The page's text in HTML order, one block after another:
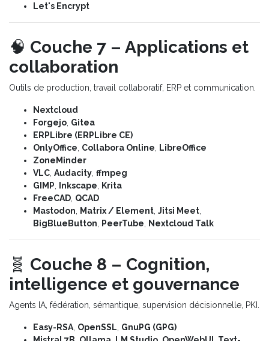
Let's Encrypt
🧠 Couche 7 – Applications et
collaboration
Outils de production, travail collaboratif, ERP et communication.
Nextcloud
Forgejo Gitea
ERPLibre (ERPLibre CE)
OnlyOffice Collabora Online
LibreOffice
ZoneMinder
VLC Audacity ffmpeg
GIMP
Inkscape
Krita
FreeCAD QCAD
Mastodon
Matrix / Element Jitsi Meet
BigBlueButton
PeerTube Nextcloud Talk
🧬 Couche 8 – Cognition,
intelligence et gouvernance
Agents IA, fédération, sémantique, supervision décisionnelle, PKI.
Easy-RSA OpenSSL GnuPG (GPG)